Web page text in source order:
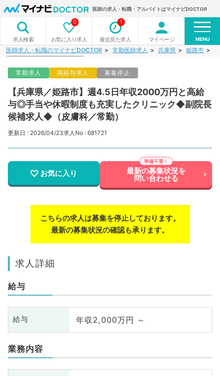
医師の求人・転職・アルバイトはマイナビDOCTOR
求人検索 お気に入り求人
0
最近見た求人
1
マイページ MENU
医師求人・転職のマイナビDOCTOR 常勤医師求人 兵庫県 姫路市
常勤求人 高給与求人 募集停止
【兵庫県／姫路市】週4.5日年収2000万円と高給
与◎手当や休暇制度も充実したクリニック◆副院長
候補求人◆（皮膚科／常勤）
更新日 : 2026/04/23求人No : 681721
お気に入り 最新の募集状況を
問い合わせる
こちらの求人は募集を停止しております。
最新の募集状況の確認も承ります。
求人詳細
給与
給与 年収2,000万円 ～
業務内容